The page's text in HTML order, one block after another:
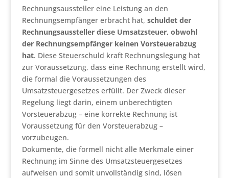
Rechnungsaussteller eine Leistung an den
Rechnungsempfänger erbracht hat, schuldet der
Rechnungsaussteller diese Umsatzsteuer, obwohl
der Rechnungsempfänger keinen Vorsteuerabzug
hat. Diese Steuerschuld kraft Rechnungslegung hat
zur Voraussetzung, dass eine Rechnung erstellt wird,
die formal die Voraussetzungen des
Umsatzsteuergesetzes erfüllt. Der Zweck dieser
Regelung liegt darin, einem unberechtigten
Vorsteuerabzug – eine korrekte Rechnung ist
Voraussetzung für den Vorsteuerabzug –
vorzubeugen.
Dokumente, die formell nicht alle Merkmale einer
Rechnung im Sinne des Umsatzsteuergesetzes
aufweisen und somit unvollständig sind, lösen